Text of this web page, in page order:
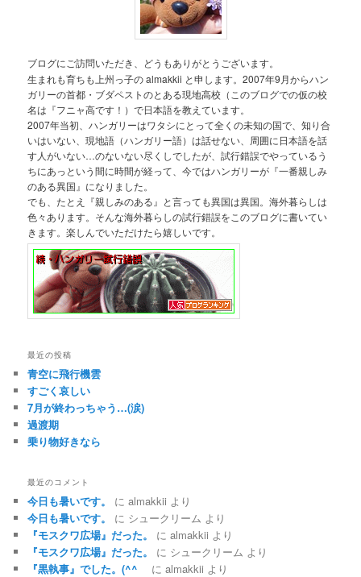
ブログにご訪問いただき、どうもありがとうございます。
生まれも育ちも上州っ子の almakkii と申します。2007年9月からハン
ガリーの首都・ブダペストのとある現地高校（このブログでの仮の校
名は『フニャ高です！）で日本語を教えています。
2007年当初、ハンガリーはワタシにとって全くの未知の国で、知り合
いはいない、現地語（ハンガリー語）は話せない、周囲に日本語を話
す人がいない…のないない尽くしでしたが、試行錯誤でやっているう
ちにあっという間に時間が経って、今ではハンガリーが『一番親しみ
のある異国』になりました。
でも、たとえ『親しみのある』と言っても異国は異国。海外暮らしは
色々あります。そんな海外暮らしの試行錯誤をこのブログに書いてい
きます。楽しんでいただけたら嬉しいです。
最近の投稿
青空に飛行機雲
すごく哀しい
7月が終わっちゃう…(涙)
過渡期
乗り物好きなら
最近のコメント
今日も暑いです。 にalmakkii より
今日も暑いです。
に シュークリーム より
『モスクワ広場』だった。
にalmakkii より
『モスクワ広場』だった。
に シュークリーム より
『黒執事』でした。(^^ゞ
にalmakkii より